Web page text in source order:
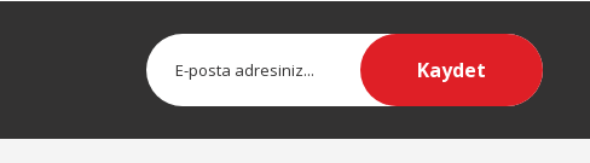
Kaydet